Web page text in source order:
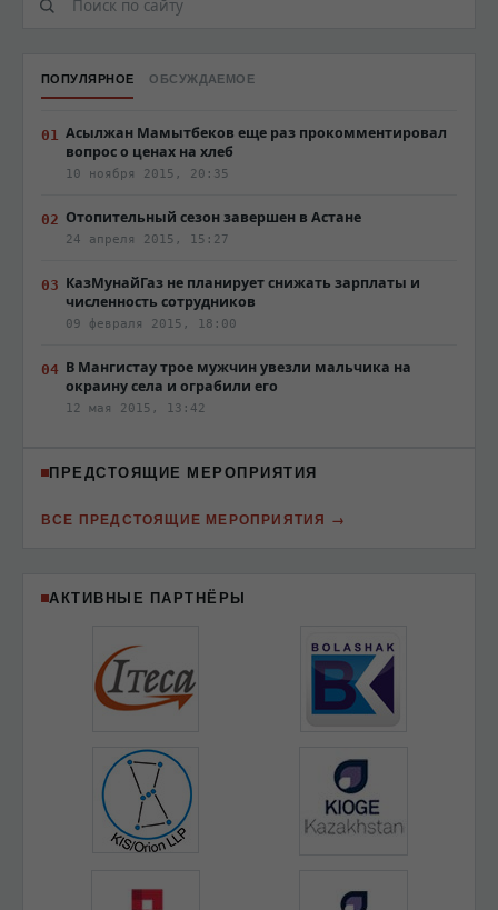
ПОПУЛЯРНОЕ ОБСУЖДАЕМОЕ
Асылжан Мамытбеков еще раз прокомментировал
вопрос о ценах на хлеб
10 ноября 2015, 20:35
Отопительный сезон завершен в Астане
24 апреля 2015, 15:27
КазМунайГаз не планирует снижать зарплаты и
численность сотрудников
09 февраля 2015, 18:00
В Мангистау трое мужчин увезли мальчика на
окраину села и ограбили его
12 мая 2015, 13:42
ПРЕДСТОЯЩИЕ МЕРОПРИЯТИЯ
ВСЕ ПРЕДСТОЯЩИЕ МЕРОПРИЯТИЯ
АКТИВНЫЕ ПАРТНЁРЫ